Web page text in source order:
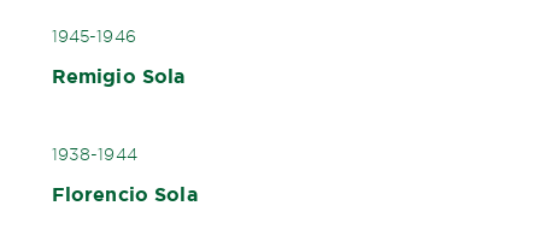
1945-1946
Remigio Sola
1938-1944
Florencio Sola